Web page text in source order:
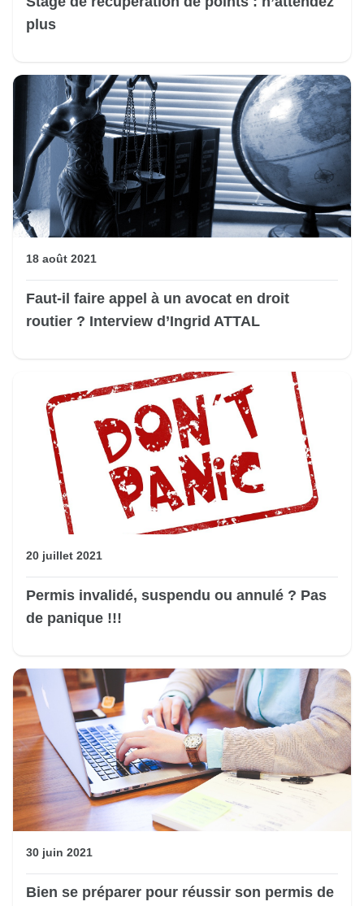
plus
18 août 2021
Faut-il faire appel à un avocat en droit
routier ? Interview d’Ingrid ATTAL
20 juillet 2021
Permis invalidé, suspendu ou annulé ? Pas
de panique !!!
30 juin 2021
Bien se préparer pour réussir son permis de